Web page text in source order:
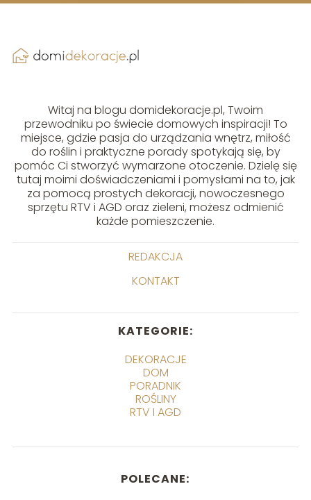
Witaj na blogu domidekoracje.pl, Twoim
przewodniku po świecie domowych inspiracji! To
miejsce, gdzie pasja do urządzania wnętrz, miłość
do roślin i praktyczne porady spotykają się, by
pomóc Ci stworzyć wymarzone otoczenie. Dzielę się
tutaj moimi doświadczeniami i pomysłami na to, jak
za pomocą prostych dekoracji, nowoczesnego
sprzętu RTV i AGD oraz zieleni, możesz odmienić
każde pomieszczenie.
REDAKCJA
KONTAKT
KATEGORIE:
DEKORACJE
DOM
PORADNIK
ROŚLINY
RTV I AGD
POLECANE: